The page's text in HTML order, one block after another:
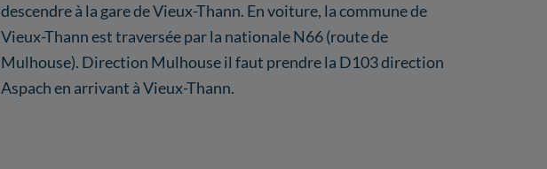
descendre à la gare de Vieux-Thann. En voiture, la commune de
Vieux-Thann est traversée par la nationale N66 (route de
Mulhouse). Direction Mulhouse il faut prendre la D103 direction
Aspach en arrivant à Vieux-Thann.